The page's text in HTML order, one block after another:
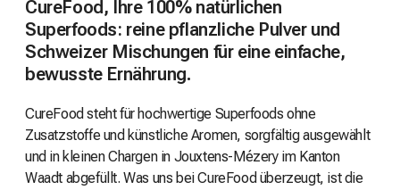
CureFood, Ihre 100% natürlichen
Superfoods: reine pflanzliche Pulver und
Schweizer Mischungen für eine einfache,
bewusste Ernährung.
CureFood steht für hochwertige Superfoods ohne
Zusatzstoffe und künstliche Aromen, sorgfältig ausgewählt
und in kleinen Chargen in Jouxtens-Mézery im Kanton
Waadt abgefüllt. Was uns bei CureFood überzeugt, ist die